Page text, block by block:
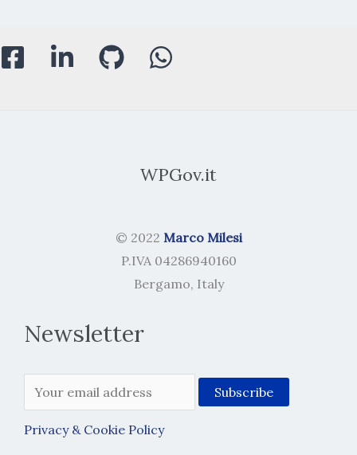
WPGov.it
© 2022 Marco Milesi
P.IVA 04286940160
Bergamo, Italy
Newsletter
Privacy & Cookie Policy